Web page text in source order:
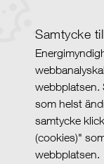
Samtycke
webbplatsen.
som helst
samtycke
(cookies)"
webbplatsen.